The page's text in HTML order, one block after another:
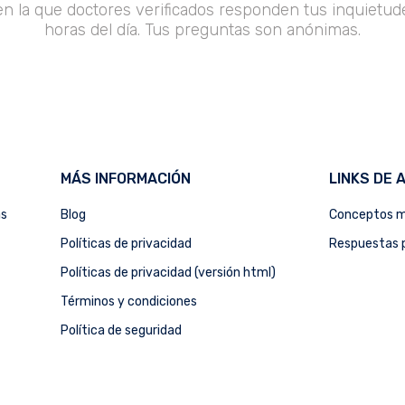
la que doctores verificados responden tus
horas del día. Tus preguntas son anónimas.
MÁS INFORMACIÓN
Blog
Políticas de privacidad
Políticas de privacidad (versión html)
Términos y condiciones
Política de seguridad
LINKS DE
Conceptos
Respuestas